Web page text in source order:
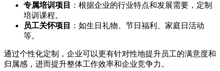
专属培训项目
：根据企业的行业特点和发展需要，定制
培训课程。
员工关怀项目
：如生日礼物、节日福利、家庭日活动
等。
通过个性化定制，企业可以更有针对性地提升员工的满意度和
归属感，进而提升整体工作效率和企业竞争力。